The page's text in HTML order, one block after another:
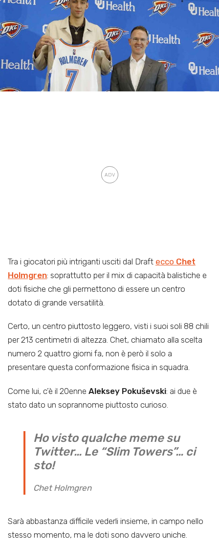
Tra i giocatori più intriganti usciti dal Draft ecco Chet
Holmgren: soprattutto per il mix di capacità balistiche e
doti fisiche che gli permettono di essere un centro
dotato di grande versatilità.
Certo, un centro piuttosto leggero, visti i suoi soli 88 chili
per 213 centimetri di altezza. Chet, chiamato alla scelta
numero 2 quattro giorni fa, non è però il solo a
presentare questa conformazione fisica in squadra.
Come lui, c’è il 20enne Aleksey Pokuševski: ai due è
stato dato un soprannome piuttosto curioso.
Ho visto qualche meme su
Twitter… Le “Slim Towers”… ci
sto!
Chet Holmgren
Sarà abbastanza difficile vederli insieme, in campo nello
stesso momento, ma le doti sono davvero uniche.